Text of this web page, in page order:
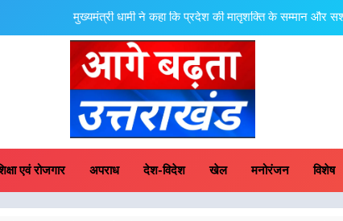
मुख्यमंत्री धामी ने कहा कि प्रदेश की मातृशक्ति के सम्मान और
उत्तराखंड की नई पीढ़ी से सीधे संवाद का धामी
धामी ने कहा कि पेंशन राशि का समयबद्ध एवं पारदर्शी तरीके से सीधे
धामी के नेतृत्व में उत्तराखंड के पारंपरिक हस्तशिल्प और हथकरघा उत्पादों को
उत्तराखंड की नई पीढ़ी से सीधे संवाद का धामी
Badhta
एवं रोजगार अपराध देश-विदेश खेल मनोरंजन विशेष